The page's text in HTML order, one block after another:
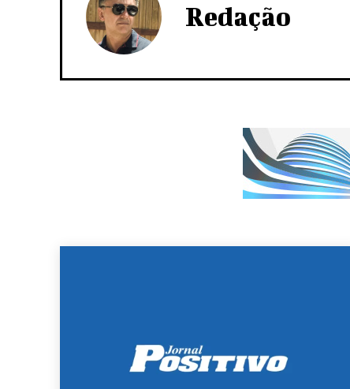
Redação